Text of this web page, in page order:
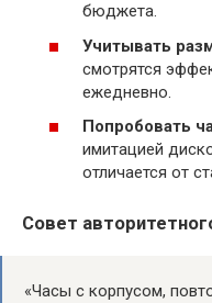
бюджета.
Учитывать
смотрятся
ежедневно.
Попробовать
имитацией
отличается от
Совет
«Часы с корпусом,